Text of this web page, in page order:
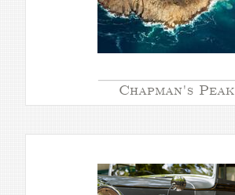
Chapman's Peak